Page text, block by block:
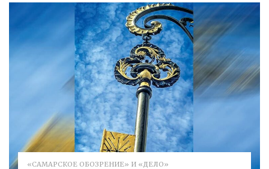
«САМАРСКОЕ ОБОЗРЕНИЕ» И «ДЕЛО»